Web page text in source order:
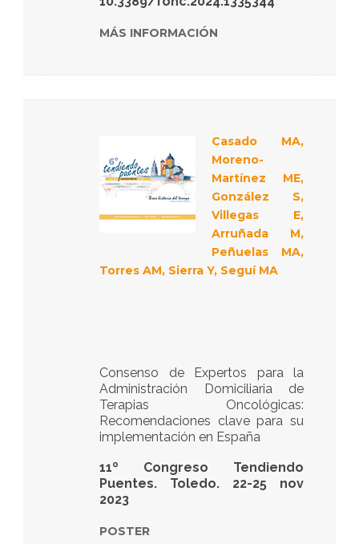
MÁS INFORMACIÓN
Casado MA,
Moreno-
Martínez ME,
González S,
Villegas E,
Arruñada M,
Peñuelas MA,
Torres AM, Sierra Y, Seguí MA
Consenso de Expertos para la
Administración Domiciliaria de
Terapias Oncológicas:
Recomendaciones clave para su
implementación en España
11º Congreso Tendiendo
Puentes. Toledo. 22-25 nov
2023
POSTER